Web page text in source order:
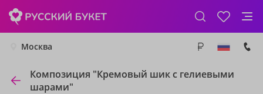
Москва
Композиция "Кремовый шик с гелиевыми
шарами"